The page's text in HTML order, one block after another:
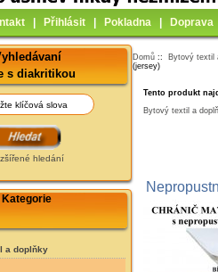
Přihlásit Pokladna Doprava
s diakritikou
hledání
Kategorie
a doplňky
Domů :: Bytový textil
(jersey)
Tento produkt
Bytový textil a